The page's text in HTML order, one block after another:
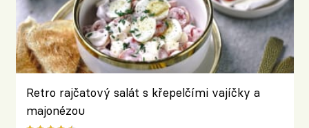
Retro rajčatový salát s křepelčími vajíčky a
majonézou